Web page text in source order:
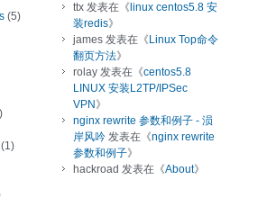
(5)
ttx 发表在《 linux centos5.8 安
装redis》
james 发表在《 Linux Top命令
翻页方法》
rolay 发表在《centos5.8
LINUX 安装L2TP/IPSec
VPN 》
nginx rewrite 参数和例子 - 涢
岸风吟 发表在《nginx rewrite
参数和例子》
hackroad 发表在《About》